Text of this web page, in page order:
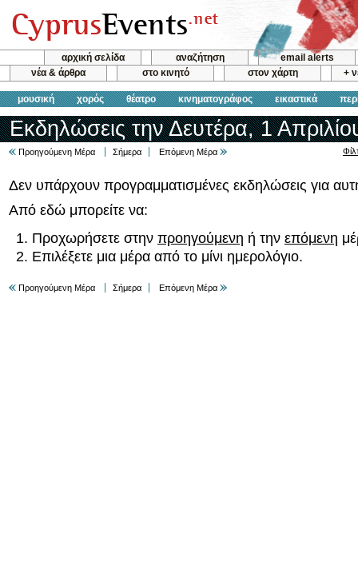
αρχική σελίδα αναζήτηση
email alerts
νέα & άρθρα
στο κινητό στον χάρτη +
μουσική χορός θέατρο κινηματογράφος εικαστικά
Εκδηλώσεις την Δευτέρα, 1
Προηγούμενη Μέρα Σήμερα Επόμενη Μέρα
Δεν υπάρχουν προγραμματισμένες εκδηλώσεις για
Από εδώ μπορείτε να:
Προχωρήσετε στην προηγούμενη ή την επόμενη
Επιλέξετε μια μέρα από το μίνι ημερολόγιο.
Προηγούμενη Μέρα Σήμερα Επόμενη Μέρα